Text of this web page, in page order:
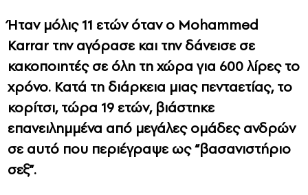
Ήταν μόλις 11 ετών όταν ο Mohammed
Karrar την αγόρασε και την δάνεισε σε
κακοποιητές σε όλη τη χώρα για 600 λίρες το
χρόνο. Κατά τη διάρκεια μιας πενταετίας, το
κορίτσι, τώρα 19 ετών, βιάστηκε
επανειλημμένα από μεγάλες ομάδες ανδρών
σε αυτό που περιέγραψε ως “βασανιστήριο
σεξ”.